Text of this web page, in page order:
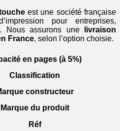
est une société française
pour entreprises,
Nous assurons une
livraison
France, selon l’option choisie.
en pages (à 5%)
Classification
constructeur
Marque du produit
Réf